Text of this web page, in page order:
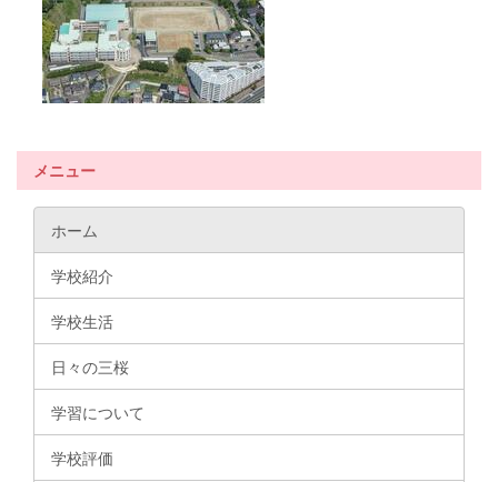
メニュー
ホーム
学校紹介
学校生活
日々の三桜
学習について
学校評価